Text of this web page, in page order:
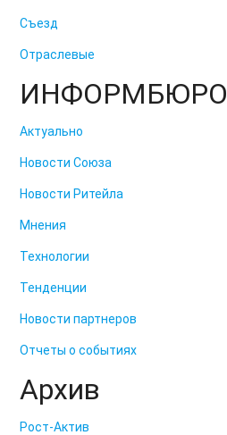
Съезд
Отраслевые
ИНФОРМБЮРО
Актуально
Новости Союза
Новости Ритейла
Мнения
Технологии
Тенденции
Новости партнеров
Отчеты о событиях
Архив
Рост-Актив